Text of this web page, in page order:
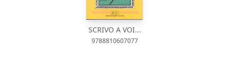
SCRIVO A VOI...
9788810607077